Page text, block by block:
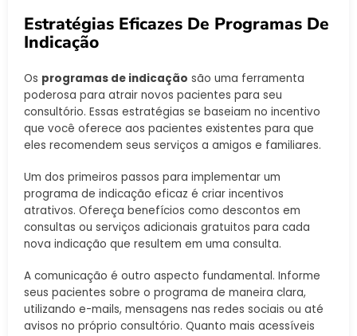
Estratégias Eficazes De Programas De
Indicação
Os programas de indicação são uma ferramenta
poderosa para atrair novos pacientes para seu
consultório. Essas estratégias se baseiam no incentivo
que você oferece aos pacientes existentes para que
eles recomendem seus serviços a amigos e familiares.
Um dos primeiros passos para implementar um
programa de indicação eficaz é criar incentivos
atrativos. Ofereça benefícios como descontos em
consultas ou serviços adicionais gratuitos para cada
nova indicação que resultem em uma consulta.
A comunicação é outro aspecto fundamental. Informe
seus pacientes sobre o programa de maneira clara,
utilizando e-mails, mensagens nas redes sociais ou até
avisos no próprio consultório. Quanto mais acessíveis